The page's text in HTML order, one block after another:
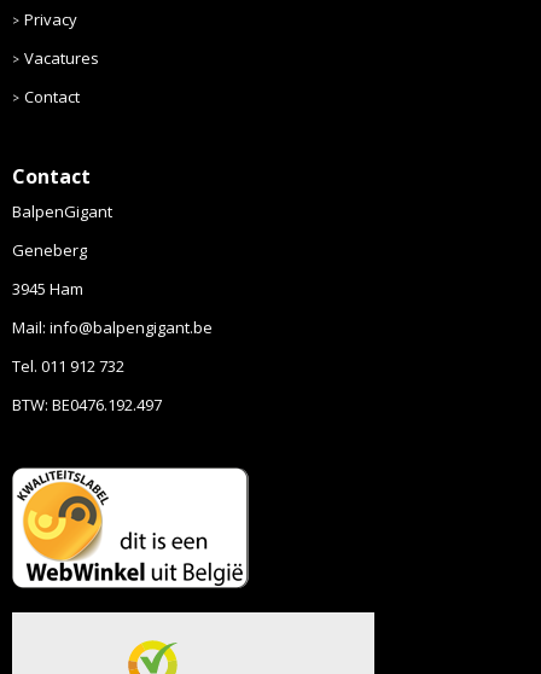
Privacy
Vacatures
Contact
Contact
BalpenGigant
Geneberg
3945 Ham
Mail: info@balpengigant.be
Tel. 011 912 732
BTW: BE0476.192.497